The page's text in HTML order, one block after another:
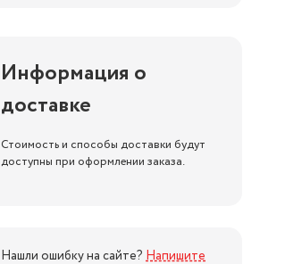
Информация о
доставке
Стоимость и способы доставки будут
доступны при оформлении заказа.
Нашли ошибку на сайте?Напишите